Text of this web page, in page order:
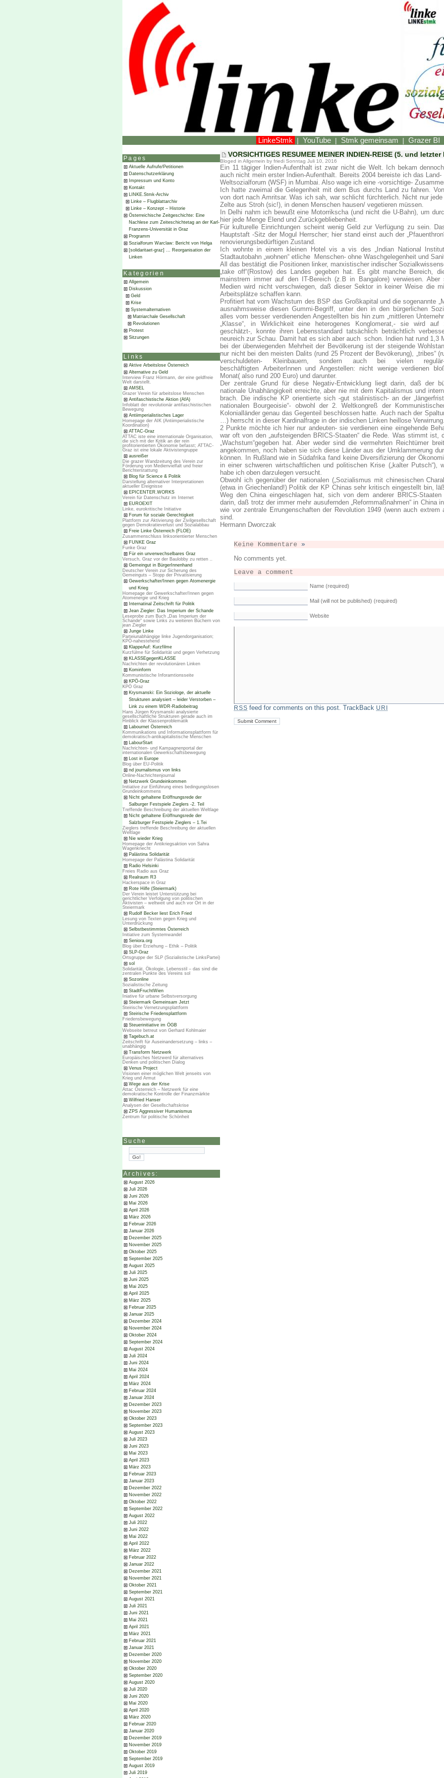
LinkeStmk | YouTube | Stmk gemeinsam | Grazer BI
Pages
Aktuelle Aufrufe/Petitionen
Datenschutzerklärung
Impressum und Konto
Kontakt
LINKE.Stmk-Archiv
Linke – Flugblattarchiv
Linke – Konzept – Historie
Österreichische Zeitgeschichte: Eine
Nachlese zum Zeiteschichtetag an der Karl-
Franzens-Universität in Graz
Programm
Sozialforum Warclaw: Bericht von Helga
[solidaritaet-graz] … Reorganisation der
Linken
Kategorien
Allgemein
Diskussion
Geld
Krise
Systemalternativen
Matriarchale Gesellschaft
Revolutionen
Protest
Sitzungen
Links
Aktive Arbeitslose Österreich
Alternative zu Geld
Interview Franz Hörmann, der eine geldfreie
Welt darstellt.
AMSEL
Grazer Verein für arbeitslose Menschen
Antifaschistische Aktion (AfA)
Infoblatt der revolutionär antifaschistischen
Bewegung
Antiimperialistisches Lager
Homepage der AIK (Antiimperialistische
Koordination)
ATTAC-Graz
ATTAC iste eine internationale Organisation,
die sich mit der Kritik an der rein
profitorientierten Ökonomie befasst; ATTAC-
Graz ist eine lokale Aktivistengruppe
ausreißer
Die grazer Wandzeitung des Verein zur
Förderung von Medienvielfalt und freier
Berichterstattung
Blog für Science & Politik
Darstellung alternativer Interpretationen
aktueller Ereignisse
EPICENTER.WORKS
Verein für Datenschutz im Internet
EUROEXIT
Linke, eurokritische Initiative
Forum für soziale Gerechtigkeit
Plattform zur Aktivierung der Zivilgesellschaft
gegen Demokratieverlust und Sozialabbau
Freie Linke Österreich (FLOE)
Zusammenschluss linksorientierter Menschen
FUNKE Graz
Funke Graz
Für ein unverwechselbares Graz
Versuch, Graz vor der Baulobby zu retten ..
Gemeingut in BürgerInnenhand
Deutscher Verein zur Sicherung des
Gemeinguts – Stopp der Privatisierung
Gewerkschafter/Innen gegen Atomenergie
und Krieg
Homepage der Gewerkschafter/Innen gegen
Atomenergie und Krieg
Internatinal Zeitschrift für Politik
Jean Ziegler: Das Imperium der Schande
Leseprobe zum Buch „Das Imperium der
Schande“ sowie Links zu weiteren Büchern von
jean Ziegler
Junge Linke
Parteiunabhängige linke Jugendorganisation;
KPÖ-nahestehend
KlappeAuf: Kurzfilme
Kurzfülme für Solidarität und gegen Verhetzung
KLASSEgegenKLASSE
Nachrichten der revolutionären Linken
Kominform
Kommunistische Inforamtionsseite
KPÖ-Graz
KPÖ Graz
Krysmanski: Ein Soziologe, der aktuelle
Strukturen analysiert – leider Verstorben –
Link zu einem WDR-Radiobeitrag
Hans Jürgen Krysmanski analysierte
gesellschaftliche Strukturen gerade auch im
Hinblick der Klassenproblematik
Labournet Österreich
Kommunikations und Informationsplattform für
demokratisch-antikapitalistische Menschen
LabourStart
Nachrichten- und Kampagnenportal der
internationalen Gewerkschaftsbewegung
Lost in Europe
Blog über EU-Politik
nd journalismus von links
Online-Nachrichtenjournal
Netzwerk Grundeinkommen
Initiative zur Einführung eines bedingungslosen
Grundeinkommens
Nicht gehaltene Eröffnungsrede der
Salburger Festspiele Zieglers -2. Teil
Treffende Beschreibung der aktuellen Weltlage
Nicht gehaltene Eröffnungsrede der
Salzburger Festspiele Zieglers – 1.Tei
Zieglers treffende Beschreibung der aktuellen
Weltlage
Nie wieder Krieg
Homepage der Antikriegsaktion von Sahra
Wagenknecht
Palästina Solidarität
Homepage der Palästina Solidarität
Radio Helsinki
Freies Radio aus Graz
Realraum R3
Hackerspace in Graz
Rote Hilfe (Steiermark)
Der Verein leistet Unterstützung bei
gerichtlicher Verfolgung von politischen
Aktivisten – weltweit und auch vor Ort in der
Steiermark
Rudolf Becker liest Erich Fried
Lesung von Texten gegen Krieg und
Unterdrückung
Selbstbestimmtes Österreich
Initiative zum Systemwandel
Seniora.org
Blog über Erziehung – Ethik – Politik
SLP-Graz
Ortsgruppe der SLP (Sozialistische LinksPartei)
sol
Solidarität, Ökologie, Lebensstil – das sind die
zentralen Punkte des Vereins sol
Sozonline
Sozialistische Zeitung
StadtFruchtWien
Iniative für urbane Selbstversorgung
Steiermark Gemeinsam Jetzt
Steirische Vernetzungsplattform
Steirische Friedensplattform
Friedensbewegung
Steuerinitiative im ÖGB
Webseite betreut von Gerhard Kohlmaier
Tagebuch.at
Zeitschrift für Auseinandersetzung – links –
unabhängig
Transform Netzwerk
Europäisches Netzwerd für alternatives
Denken und politischen Dialog
Venus Project
Visionen einer möglichen Welt jenseits von
Krieg und Armut
Wege aus der Krise
Attac Österreich – Netzwerk für eine
demokratische Kontrolle der Finanzmärkte
Wilfried Hanser
Analysen der Gesellschaftskrise
ZPS Aggressiver Humanismus
Zentrum für politische Schönheit
Suche
Archives:
August 2026
Juli 2026
Juni 2026
Mai 2026
April 2026
März 2026
Februar 2026
Januar 2026
Dezember 2025
November 2025
Oktober 2025
September 2025
August 2025
Juli 2025
Juni 2025
Mai 2025
April 2025
März 2025
Februar 2025
Januar 2025
Dezember 2024
November 2024
Oktober 2024
September 2024
August 2024
Juli 2024
Juni 2024
Mai 2024
April 2024
März 2024
Februar 2024
Januar 2024
Dezember 2023
November 2023
Oktober 2023
September 2023
August 2023
Juli 2023
Juni 2023
Mai 2023
April 2023
März 2023
Februar 2023
Januar 2023
Dezember 2022
November 2022
Oktober 2022
September 2022
August 2022
Juli 2022
Juni 2022
Mai 2022
April 2022
März 2022
Februar 2022
Januar 2022
Dezember 2021
November 2021
Oktober 2021
September 2021
August 2021
Juli 2021
Juni 2021
Mai 2021
April 2021
März 2021
Februar 2021
Januar 2021
Dezember 2020
November 2020
Oktober 2020
September 2020
August 2020
Juli 2020
Juni 2020
Mai 2020
April 2020
März 2020
Februar 2020
Januar 2020
Dezember 2019
November 2019
Oktober 2019
September 2019
August 2019
Juli 2019
VORSICHTIGES RESUMEE MEINER INDIEN-REISE (5. und
Bloged in Allgemein by friedi Sonntag Juli 10, 2016
Ein 11 tägiger Indien-Aufenthalt ist zwar nicht die Welt. Ich bekam
auch nicht mein erster Indien-Aufenthalt. Bereits 2004 bereiste ich das
Weltsozialforum (WSF) in Mumbai. Also wage ich eine -vorsichtige-
Ich hatte zweimal die Gelegenheit mit dem Bus durchs Land zu fahren.
von dort nach Amritsar. Was ich sah, war schlicht fürchterlich. Nicht nur
Zelte aus Stroh (sic!), in denen Menschen hausen/ vegetieren müssen.
In Delhi nahm ich bewußt eine Motorrikscha (und nicht die U-Bahn), um
hier jede Menge Elend und Zurückgebliebenheit.
Für kulturelle Einrichtungen scheint wenig Geld zur Verfügung zu sein.
Hauptstaft -Sitz der Mogul Herrscher; hier stand einst auch der
renovierungsbedürftigen Zustand.
Ich wohnte in einem kleinen Hotel vis a vis des „Indian National
Stadtautobahn „wohnen“ etliche Menschen- ohne Waschgelegenheit und
All das bestätigt die Positionen linker, marxistischer indischer
„take off“(Rostow) des Landes gegeben hat. Es gibt manche Bereich,
mainstrem immer auf den IT-Bereich (z.B in Bangalore) verwiesen.
Medien wird nicht verschwiegen, daß dieser Sektor in keiner Weise die
Arbeitsplätze schaffen kann.
Profitiert hat vom Wachstum des BSP das Großkapital und die sogenannte
ausnahmsweise diesen Gummi-Begriff, unter den in den bürgerlichen
alles vom besser verdienenden Angestellten bis hin zum „mittleren
„Klasse“, in Wirklichkeit eine heterogenes Konglomerat,- sie wird auf
geschätzt-, konnte ihren Lebensstandard tatsächlich beträchtlich
neureich zur Schau. Damit hat es sich aber auch schon. Indien hat rund 1,3
bei der überwiegenden Mehrheit der Bevölkerung ist der steigende
nur nicht bei den meisten Dalits (rund 25 Prozent der Bevökerung), „tribes“
verschuldeten- Kleinbauern, sondern auch bei vielen
beschäftigten ArbeiterInnen und Angestellen: nicht wenige verdienen
Monat( also rund 200 Euro) und darunter.
Der zentrale Grund für diese Negativ-Entwicklung liegt darin, daß der
nationale Unabhängigkeit erreichte, aber nie mit dem Kapitalismus und
brach. Die indische KP orientierte sich -gut stalinistisch- an der
nationalen Bourgeoisie“- obwohl der 2. Weltkongreß der
Kolonialländer genau das Gegenteil beschlossen hatte. Auch nach der
…) herrscht in dieser Kardinalfrage in der indischen Linken heillose Verwirrung.
2 Punkte möchte ich hier nur andeuten- sie verdienen eine eingehende
war oft von den „aufsteigenden BRICS-Staaten“ die Rede. Was stimmt ist,
„Wachstum“gegeben hat. Aber weder sind die vermehrten Reichtümer
angekommen, noch haben sie sich diese Länder aus der Umklammerung
können. In Rußland wie in Südafrika fand keine Diversifizierung der
in einer schweren wirtschaftlichen und politischen Krise („kalter Putsch“),
habe ich oben darzulegen versucht.
Obwohl ich gegenüber der nationalen („Sozialismus mit chinesischen
(etwa in Griechenland!) Politik der KP Chinas sehr kritisch eingestellt bin,
Weg den China eingeschlagen hat, sich von dem anderer BRICS-
darin, daß trotz der immer mehr ausufernden „Reformmaßnahmen“ in China
wie vor zentrale Errungenschaften der Revolution 1949 (wenn auch extrem
sind.
Hermann Dworczak
Keine Kommentare »
No comments yet.
Leave a comment
Name (required)
Mail (will not be published) (required)
Website
RSS feed for comments on this post. TrackBack URI